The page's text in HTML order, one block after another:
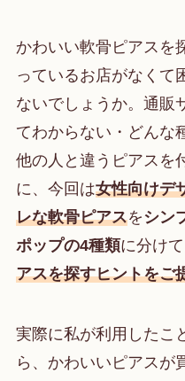
かわいい軟骨ピアスを
っているお店がなくて
ないでしょうか。通販
てわからない・どんな
他の人と違うピアスを
に、今回は女性向けデ
レな軟骨ピアスを シン
ポップの4種類に分けて
アスを探すヒントをご
実際に私が利用したこ
ら、かわいいピアスが